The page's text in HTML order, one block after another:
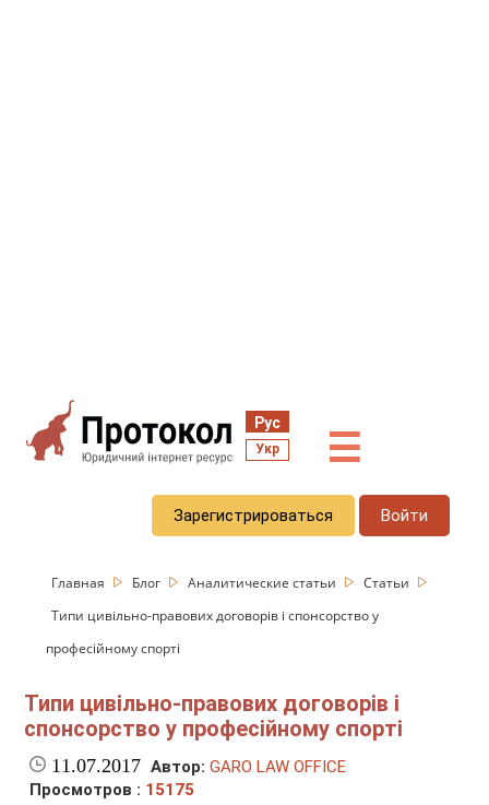
Рус
Укр ☰
Зарегистрироваться Войти
Главная Блог Аналитические статьи
Статьи
Типи цивільно-правових договорів і спонсорство у
професійному спорті
Типи цивільно-правових договорів і
спонсорство у професійному спорті
11.07.2017 Автор: GARO LAW OFFICE
Просмотров : 15175